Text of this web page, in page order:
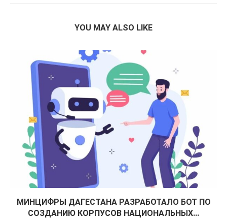
YOU MAY ALSO LIKE
МИНЦИФРЫ ДАГЕСТАНА РАЗРАБОТАЛО БОТ ПО
СОЗДАНИЮ КОРПУСОВ НАЦИОНАЛЬНЫХ...